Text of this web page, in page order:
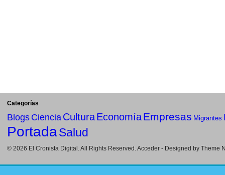
Categorías
BlogsCiencia CulturaEconomíaEmpresas Migrantes
PortadaSalud
© 2026 El Cronista Digital . All Rights Reserved.Acceder - Designed by Theme